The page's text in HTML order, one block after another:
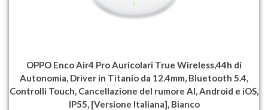
OPPO Enco Air4 Pro Auricolari True Wireless,44h di
Autonomia, Driver in Titanio da 12.4mm, Bluetooth 5.4,
Controlli Touch, Cancellazione del rumore AI, Android e iOS,
IP55, [Versione Italiana], Bianco